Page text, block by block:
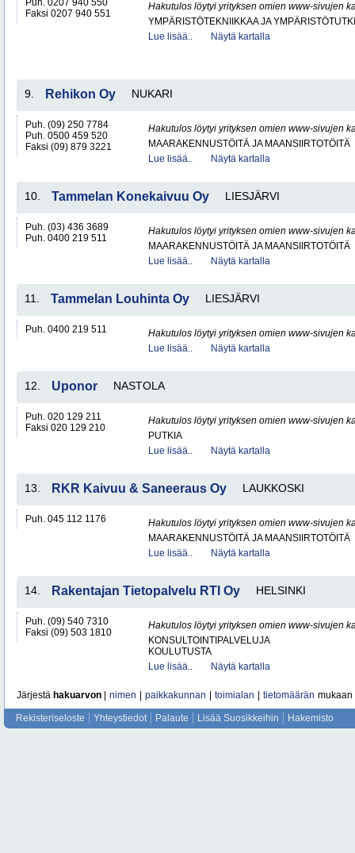
Puh. 0207 940 550
Faksi 0207 940 551
Hakutulos löytyi yrityksen omien www-sivujen
YMPÄRISTÖTEKNIIKKAA JA
Lue lisää..
Näytä kartalla
9. Rehikon Oy NUKARI
Puh. (09) 250 7784
Puh. 0500 459 520
Faksi (09) 879 3221
Hakutulos löytyi yrityksen omien www-sivujen
MAARAKENNUSTÖITÄ JA MAANSIIRTOTÖITÄ
Lue lisää..
Näytä kartalla
10. Tammelan Konekaivuu Oy LIESJÄRVI
Puh. (03) 436 3689
Puh. 0400 219 511
Hakutulos löytyi yrityksen omien www-sivujen
MAARAKENNUSTÖITÄ JA MAANSIIRTOTÖITÄ
Lue lisää..
Näytä kartalla
11. Tammelan Louhinta Oy LIESJÄRVI
Puh. 0400 219 511
Hakutulos löytyi yrityksen omien www-sivujen
Lue lisää..
Näytä kartalla
12. Uponor NASTOLA
Puh. 020 129 211
Faksi 020 129 210
Hakutulos löytyi yrityksen omien www-sivujen
PUTKIA
Lue lisää..
Näytä kartalla
13. RKR Kaivuu & Saneeraus Oy LAUKKOSKI
Puh. 045 112 1176
Hakutulos löytyi yrityksen omien www-sivujen
MAARAKENNUSTÖITÄ JA MAANSIIRTOTÖITÄ
Lue lisää..
Näytä kartalla
14. Rakentajan Tietopalvelu RTI Oy HELSINKI
Puh. (09) 540 7310
Faksi (09) 503 1810
Hakutulos löytyi yrityksen omien www-sivujen
KONSULTOINTIPALVELUJA
KOULUTUSTA
Lue lisää..
Näytä kartalla
Järjestä hakuarvon nimen paikkakunnan toimialan tietomäärän mukaan
Rekisteriseloste Yhteystiedot Palaute Lisää Suosikkeihin Hakemisto